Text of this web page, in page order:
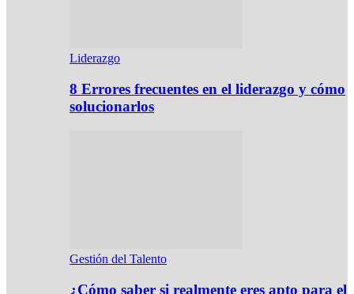
Liderazgo
8 Errores frecuentes en el liderazgo y cómo
solucionarlos
Gestión del Talento
¿Cómo saber si realmente eres apto para el